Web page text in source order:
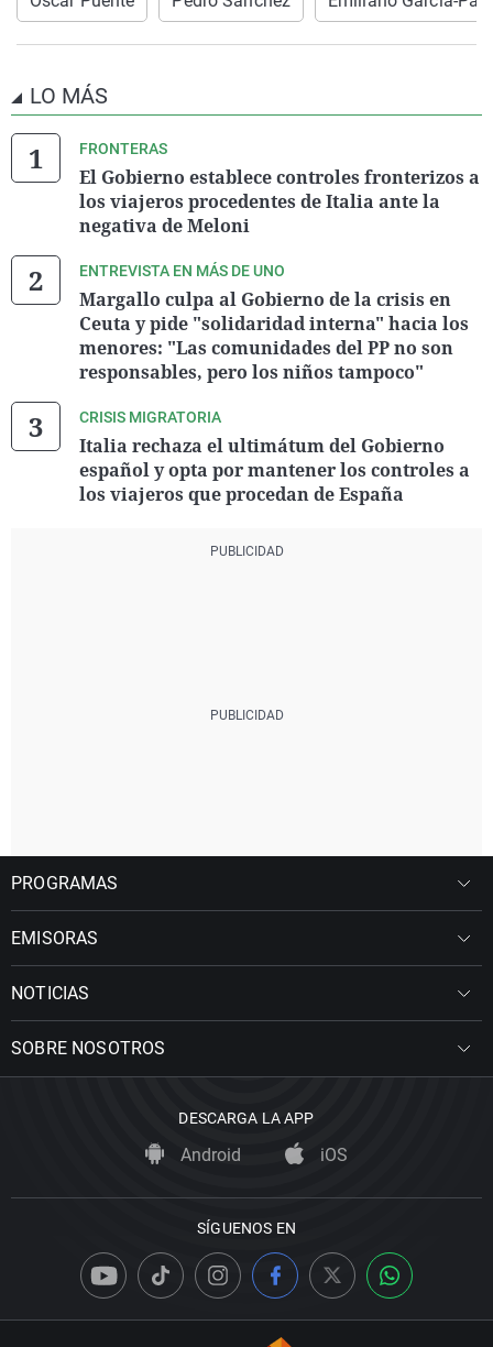
LO MÁS
FRONTERAS
El Gobierno establece controles fronterizos a
los viajeros procedentes de Italia ante la
negativa de Meloni
ENTREVISTA EN MÁS DE UNO
Margallo culpa al Gobierno de la crisis en
Ceuta y pide "solidaridad interna" hacia los
menores: "Las comunidades del PP no son
responsables, pero los niños tampoco"
CRISIS MIGRATORIA
Italia rechaza el ultimátum del Gobierno
español y opta por mantener los controles a
los viajeros que procedan de España
PROGRAMAS
EMISORAS
NOTICIAS
SOBRE NOSOTROS
DESCARGA LA APP
Android iOS
SÍGUENOS EN